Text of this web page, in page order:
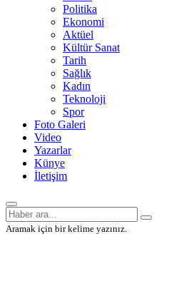
Politika
Ekonomi
Aktüel
Kültür Sanat
Tarih
Sağlık
Kadın
Teknoloji
Spor
Foto Galeri
Video
Yazarlar
Künye
İletişim
Aramak için bir kelime yazınız.